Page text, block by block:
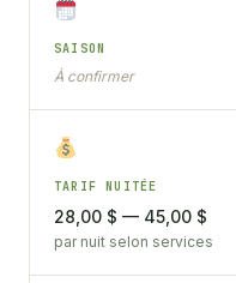
SAISON
À confirmer
TARIF NUITÉE
28,00 $ — 45,00 $
par nuit selon services